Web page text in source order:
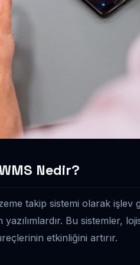
Nedir?
takip sistemi olarak
Bu sistemler,
etkinliğini artırır.